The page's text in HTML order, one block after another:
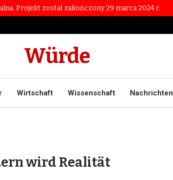
Projekt został zakończony 29 marca 2024 r.
Würde
Wirtschaft Wissenschaft Nachrichten
wird Realität